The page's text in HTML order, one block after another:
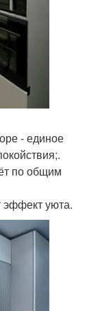
- единое
по общим
эффект уюта.